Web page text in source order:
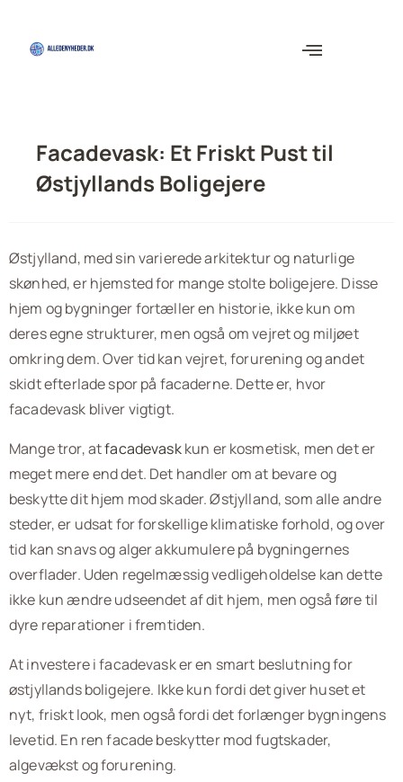
Facadevask: Et Friskt Pust til
Østjyllands Boligejere
Østjylland, med sin varierede arkitektur og naturlige
skønhed, er hjemsted for mange stolte boligejere. Disse
hjem og bygninger fortæller en historie, ikke kun om
deres egne strukturer, men også om vejret og miljøet
omkring dem. Over tid kan vejret, forurening og andet
skidt efterlade spor på facaderne. Dette er, hvor
facadevask bliver vigtigt.
Mange tror, atfacadevaskkun er kosmetisk, men det er
meget mere end det. Det handler om at bevare og
beskytte dit hjem mod skader. Østjylland, som alle andre
steder, er udsat for forskellige klimatiske forhold, og over
tid kan snavs og alger akkumulere på bygningernes
overflader. Uden regelmæssig vedligeholdelse kan dette
ikke kun ændre udseendet af dit hjem, men også føre til
dyre reparationer i fremtiden.
At investere i facadevask er en smart beslutning for
østjyllands boligejere. Ikke kun fordi det giver huset et
nyt, friskt look, men også fordi det forlænger bygningens
levetid. En ren facade beskytter mod fugtskader,
algevækst og forurening.